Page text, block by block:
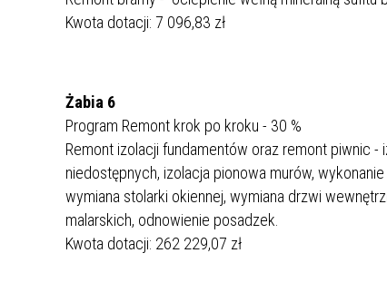
Kwota dotacji: 7 096,83 zł
Żabia 6
Program Remont krok po kroku - 30 %
Remont izolacji fundamentów oraz remont piwnic
niedostępnych, izolacja pionowa murów,
wymiana stolarki okiennej, wymiana drzwi
malarskich, odnowienie posadzek.
Kwota dotacji: 262 229,07 zł